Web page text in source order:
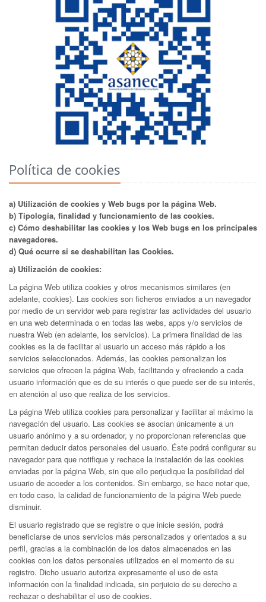
Política de cookies
a) Utilización de cookies y Web bugs por la página Web.
b) Tipología, finalidad y funcionamiento de las cookies.
c) Cómo deshabilitar las cookies y los Web bugs en los principales
navegadores.
d) Qué ocurre si se deshabilitan las Cookies.
a) Utilización de cookies:
La página Web utiliza cookies y otros mecanismos similares (en
adelante, cookies). Las cookies son ficheros enviados a un navegador
por medio de un servidor web para registrar las actividades del usuario
en una web determinada o en todas las webs, apps y/o servicios de
nuestra Web (en adelante, los servicios). La primera finalidad de las
cookies es la de facilitar al usuario un acceso más rápido a los
servicios seleccionados. Además, las cookies personalizan los
servicios que ofrecen la página Web, facilitando y ofreciendo a cada
usuario información que es de su interés o que puede ser de su interés,
en atención al uso que realiza de los servicios.
La página Web utiliza cookies para personalizar y facilitar al máximo la
navegación del usuario. Las cookies se asocian únicamente a un
usuario anónimo y a su ordenador, y no proporcionan referencias que
permitan deducir datos personales del usuario. Éste podrá configurar su
navegador para que notifique y rechace la instalación de las cookies
enviadas por la página Web, sin que ello perjudique la posibilidad del
usuario de acceder a los contenidos. Sin embargo, se hace notar que,
en todo caso, la calidad de funcionamiento de la página Web puede
disminuir.
El usuario registrado que se registre o que inicie sesión, podrá
beneficiarse de unos servicios más personalizados y orientados a su
perfil, gracias a la combinación de los datos almacenados en las
cookies con los datos personales utilizados en el momento de su
registro. Dicho usuario autoriza expresamente el uso de esta
información con la finalidad indicada, sin perjuicio de su derecho a
rechazar o deshabilitar el uso de cookies.